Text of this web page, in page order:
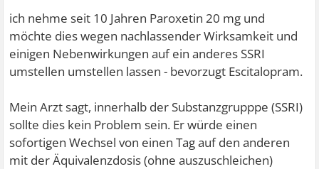
ich nehme seit 10 Jahren Paroxetin 20 mg und
möchte dies wegen nachlassender Wirksamkeit und
einigen Nebenwirkungen auf ein anderes SSRI
umstellen umstellen lassen - bevorzugt Escitalopram.
Mein Arzt sagt, innerhalb der Substanzgrupppe (SSRI)
sollte dies kein Problem sein. Er würde einen
sofortigen Wechsel von einen Tag auf den anderen
mit der Äquivalenzdosis (ohne auszuschleichen)